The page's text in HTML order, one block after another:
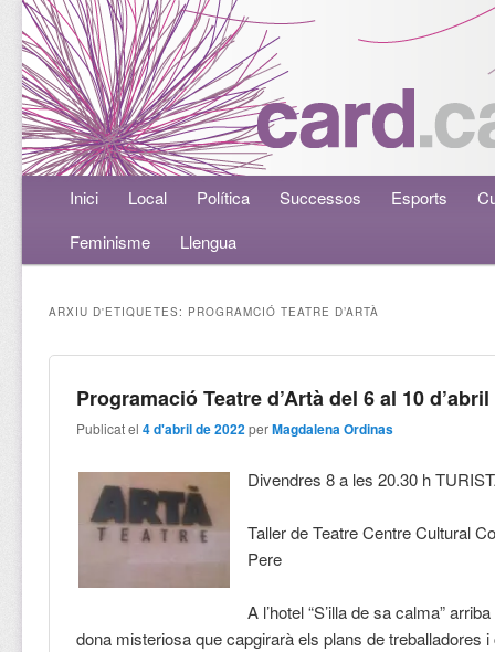
Menú principalAneu al contingut principal
Aneu al contingut secundari
Inici Local Política Successos Esports
Feminisme
Llengua
ARXIU D'ETIQUETES: PROGRAMCIÓ TEATRE D’ARTÀ
Programació Teatre d’Artà del 6 al 10 d’abril
Publicat el4 d'abril de 2022 perMagdalena Ordinas
Divendres 8 a les 20.30 h
Taller de Teatre Centre Cultural
Pere
A l’hotel “S’illa de sa calma”
dona misteriosa que capgirarà els plans de treballadores